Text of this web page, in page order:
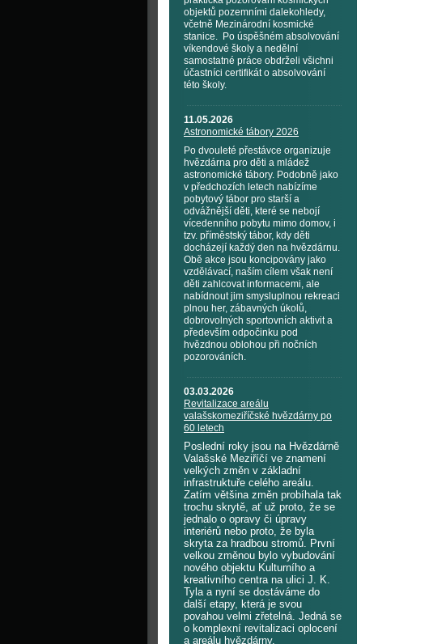
objektů pozemními dalekohledy,
včetně Mezinárodní kosmické
stanice. Po úspěšném absolvování
víkendové školy a nedělní
samostatné práce obdrželi všichni
účastníci certifikát o absolvování
této školy.
11.05.2026
Astronomické tábory 2026
Po dvouleté přestávce organizuje
hvězdárna pro děti a mládež
astronomické tábory. Podobně jako
v předchozích letech nabízíme
pobytový tábor pro starší a
odvážnější děti, které se nebojí
vícedenního pobytu mimo domov, i
tzv. příměstský tábor, kdy děti
docházejí každý den na hvězdárnu.
Obě akce jsou koncipovány jako
vzdělávací, naším cílem však není
děti zahlcovat informacemi, ale
nabídnout jim smysluplnou rekreaci
plnou her, zábavných úkolů,
dobrovolných sportovních aktivit a
především odpočinku pod
hvězdnou oblohou při nočních
pozorováních.
03.03.2026
Revitalizace areálu
valašskomeziříčské hvězdárny po
60 letech
Poslední roky jsou na Hvězdárně
Valašské Meziříčí ve znamení
velkých změn v základní
infrastruktuře celého areálu.
Zatím většina změn probíhala tak
trochu skrytě, ať už proto, že se
jednalo o opravy či úpravy
interiérů nebo proto, že byla
skryta za hradbou stromů. První
velkou změnou bylo vybudování
nového objektu Kulturního a
kreativního centra na ulici J. K.
Tyla a nyní se dostáváme do
další etapy, která je svou
povahou velmi zřetelná. Jedná se
o komplexní revitalizaci oplocení
a areálu hvězdárny.